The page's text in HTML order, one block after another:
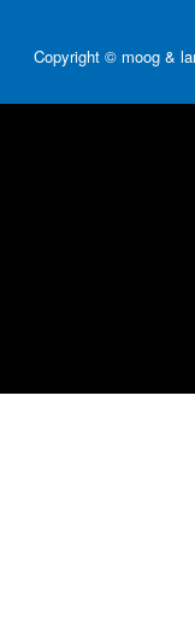
Copyright © moog &